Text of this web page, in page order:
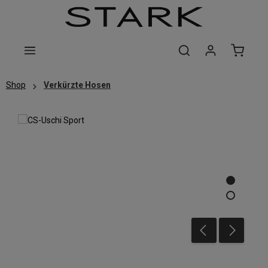
Zum Hauptinhalt springen
Shop Verkürzte Hosen